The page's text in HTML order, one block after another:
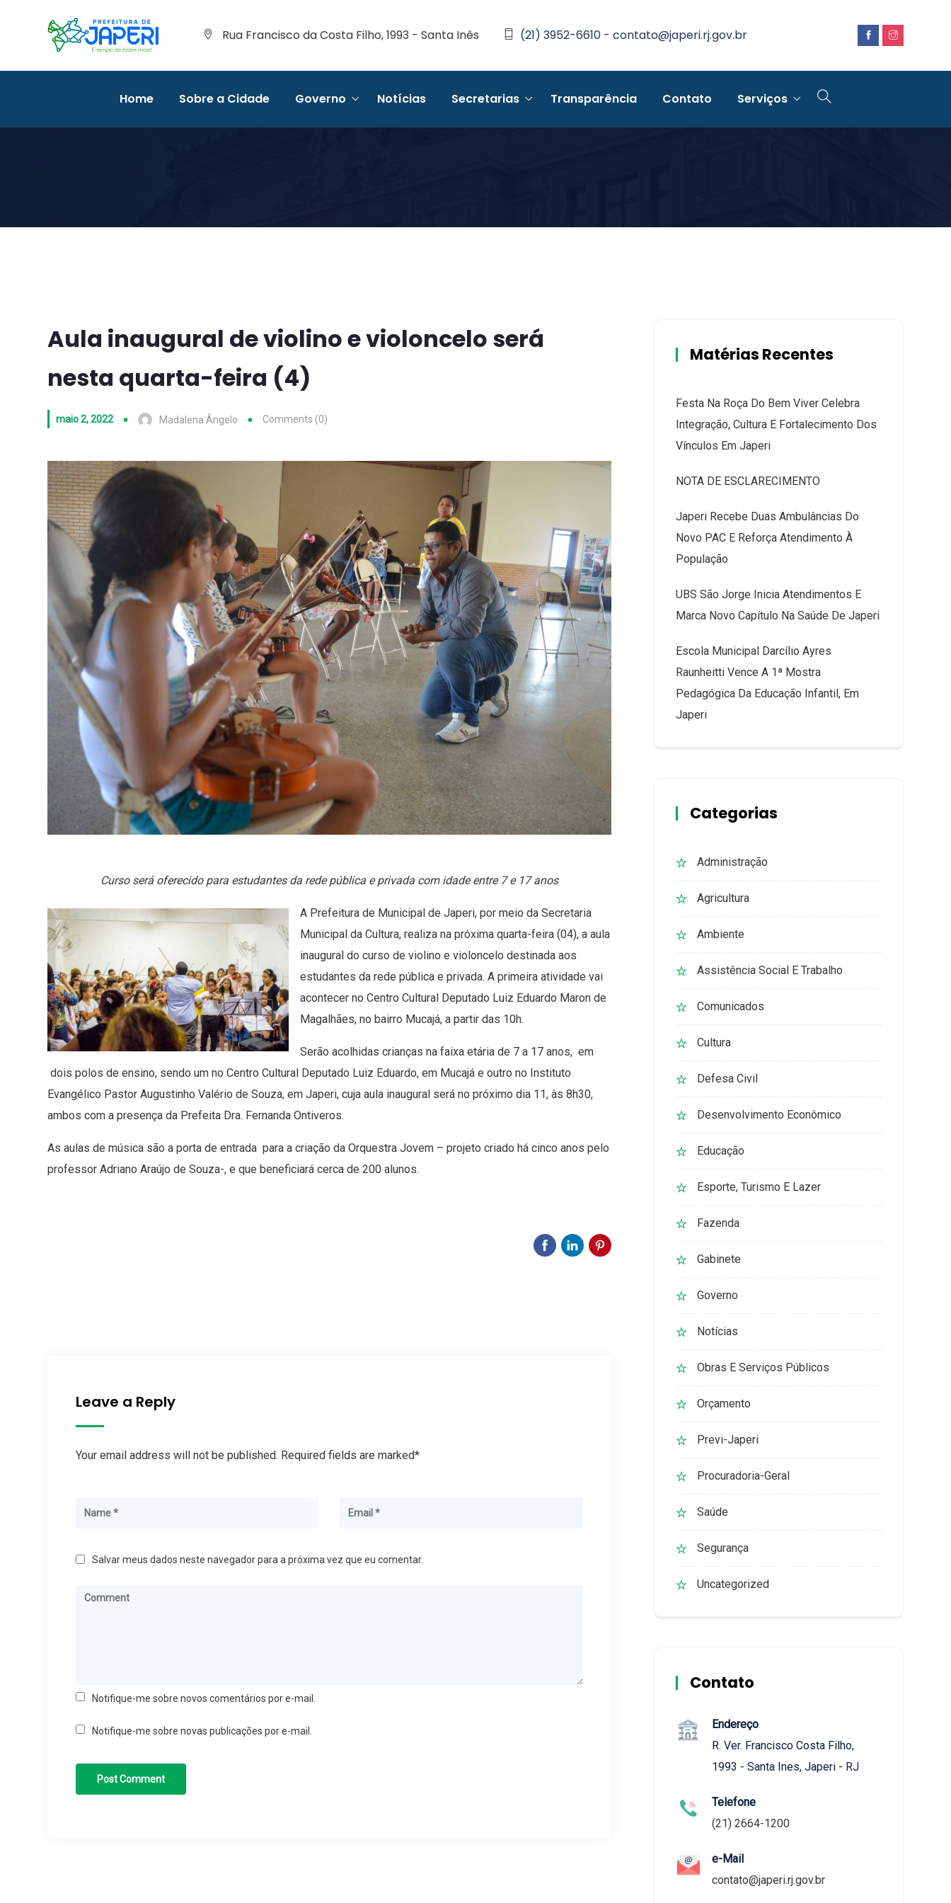
Rua Francisco da Costa Filho, 1993 - Santa Inês (21) 3952-6610 - contato@japeri.rj.gov.br
Home Sobre a Cidade Governo Notícias Secretarias Transparência Contato Serviços
Aula inaugural de violino e violoncelo será
nesta quarta-feira (4)
maio 2, 2022 Madalena Ângelo Comments (0)
Curso será oferecido para estudantes da rede pública e privada com idade entre 7 e 17 anos
A Prefeitura de Municipal de Japeri, por meio da Secretaria
Municipal da Cultura, realiza na próxima quarta-feira (04), a aula
inaugural do curso de violino e violoncelo destinada aos
estudantes da rede pública e privada. A primeira atividade vai
acontecer no Centro Cultural Deputado Luiz Eduardo Maron de
Magalhães, no bairro Mucajá, a partir das 10h.
Serão acolhidas crianças na faixa etária de 7 a 17 anos, em
dois polos de ensino, sendo um no Centro Cultural Deputado Luiz Eduardo, em Mucajá e outro no Instituto
Evangélico Pastor Augustinho Valério de Souza, em Japeri, cuja aula inaugural será no próximo dia 11, às 8h30,
ambos com a presença da Prefeita Dra. Fernanda Ontiveros.
As aulas de música são a porta de entrada para a criação da Orquestra Jovem – projeto criado há cinco anos pelo
professor Adriano Araújo de Souza-, e que beneficiará cerca de 200 alunos.
Leave a Reply
Your email address will not be published. Required fields are marked*
Salvar meus dados neste navegador para a próxima vez que eu comentar.
Notifique-me sobre novos comentários por e-mail.
Notifique-me sobre novas publicações por e-mail.
Matérias Recentes
Festa Na Roça Do Bem Viver Celebra
Integração, Cultura E Fortalecimento Dos
Vínculos Em Japeri
NOTA DE ESCLARECIMENTO
Japeri Recebe Duas Ambulâncias Do
Novo PAC E Reforça Atendimento À
População
UBS São Jorge Inicia Atendimentos E
Marca Novo Capítulo Na Saúde De Japeri
Escola Municipal Darcílio Ayres
Raunheitti Vence A 1ª Mostra
Pedagógica Da Educação Infantil, Em
Japeri
Categorias
Administração
Agricultura
Ambiente
Assistência Social E Trabalho
Comunicados
Cultura
Defesa Civil
Desenvolvimento Econômico
Educação
Esporte, Turismo E Lazer
Fazenda
Gabinete
Governo
Notícias
Obras E Serviços Públicos
Orçamento
Previ-Japeri
Procuradoria-Geral
Saúde
Segurança
Uncategorized
Contato
Endereço
R. Ver. Francisco Costa Filho,
1993 - Santa Ines, Japeri - RJ
Telefone
(21) 2664-1200
e-Mail
contato@japeri.rj.gov.br